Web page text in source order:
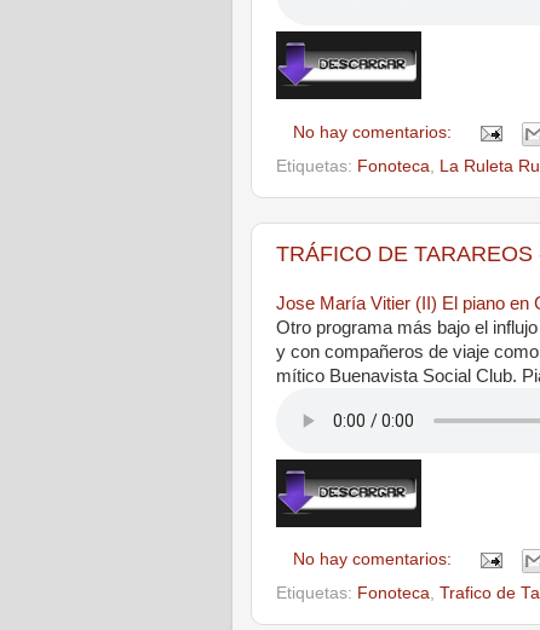
No hay comentarios:
Etiquetas: Fonoteca La Ruleta
TRÁFICO DE
Jose María Vitier (II) El piano en
Otro programa más bajo el
y con compañeros de viaje
mítico Buenavista Social Club.
No hay comentarios:
Etiquetas: Fonoteca, Trafico de